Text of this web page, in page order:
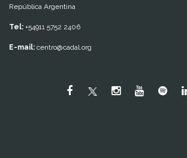
República Argentina
Tel: +54911 5752 2406
E-mail: centro@cadal.org